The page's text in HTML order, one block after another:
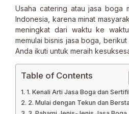
Usaha catering atau jasa boga
Indonesia, karena minat
meningkat dari waktu ke
memulai bisnis jasa boga,
Anda ikuti untuk meraih
Table of Contents
1. Kenali Arti Jasa Boga dan
2. Mulai dengan Tekun dan